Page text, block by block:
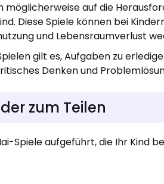
möglicherweise auf die
Diese Spiele können bei
und Lebensraumverlust
gilt es, Aufgaben zu
Denken und
zum Teilen
Spiele aufgeführt, die Ihr Kind